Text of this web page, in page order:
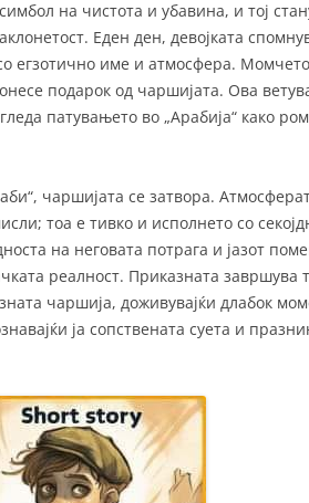
на чистота и убавина, и тој
Еден ден, девојката
егзотично име и атмосфера.
подарок од чаршијата. Ова
патувањето во „Арабија“ како
чаршијата се затвора.
тоа е тивко и исполнето со
на неговата потрага и јазот
реалност. Приказната завршува
чаршија, доживувајќи длабок
ја сопствената суета и